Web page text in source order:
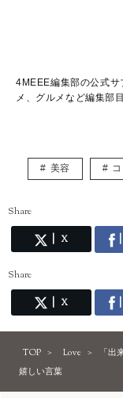
4MEEE編集部の公式サ
メ、グルメなど編集部
美容
Share
X
Share
X
TOP Love
「
嬉しい言葉